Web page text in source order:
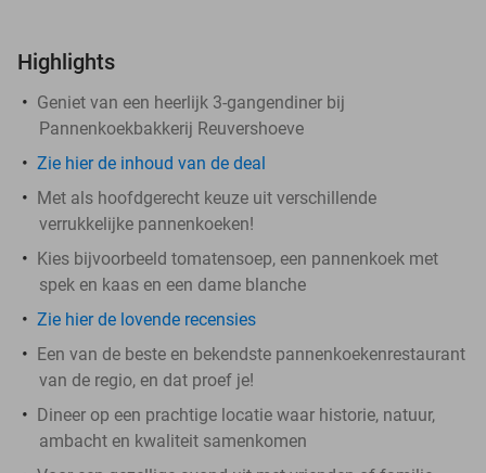
Highlights
Geniet van een heerlijk 3-gangendiner bij
Pannenkoekbakkerij Reuvershoeve
Zie hierde inhoud van de deal
Met als hoofdgerecht keuze uit verschillende
verrukkelijke pannenkoeken!
Kies bijvoorbeeld tomatensoep, een pannenkoek met
spek en kaas en een dame blanche
Zie hier de lovende recensies
Een van de beste en bekendste pannenkoekenrestaurant
van de regio, en dat proef je!
Dineer op een prachtige locatie waar historie, natuur,
ambacht en kwaliteit samenkomen